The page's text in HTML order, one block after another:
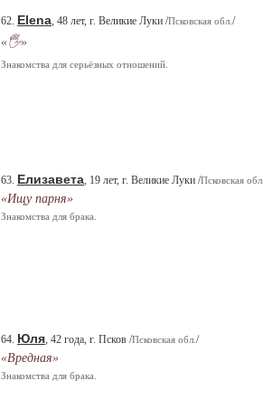
62. Elena, 48 лет, г. Великие Луки /Псковская обл. /
«🖐»
Знакомства для серьёзных отношений.
63. Елизавета, 19 лет, г. Великие Луки /Псковская обл.
«Ищу парня»
Знакомства для брака.
64. Юля, 42 года, г. Псков /Псковская обл. /
«Вредная»
Знакомства для брака.